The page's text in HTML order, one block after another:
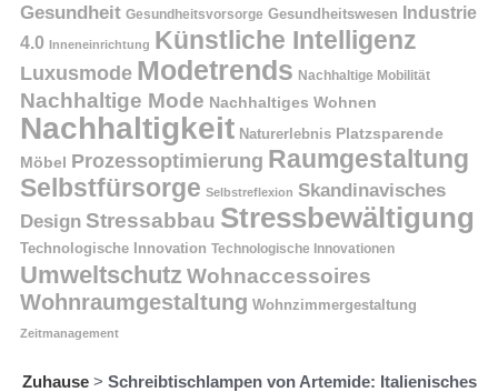
Gesundheit Gesundheitsvorsorge Gesundheitswesen Industrie
4.0 Inneneinrichtung Künstliche Intelligenz
Luxusmode Modetrends Nachhaltige Mobilität
Nachhaltige Mode Nachhaltiges Wohnen
Nachhaltigkeit Naturerlebnis Platzsparende
Möbel Prozessoptimierung Raumgestaltung
Selbstfürsorge Selbstreflexion Skandinavisches
Design Stressabbau Stressbewältigung
Technologische Innovation Technologische Innovationen
Umweltschutz Wohnaccessoires
Wohnraumgestaltung Wohnzimmergestaltung
Zeitmanagement
Zuhause> Schreibtischlampen von Artemide: Italienisches